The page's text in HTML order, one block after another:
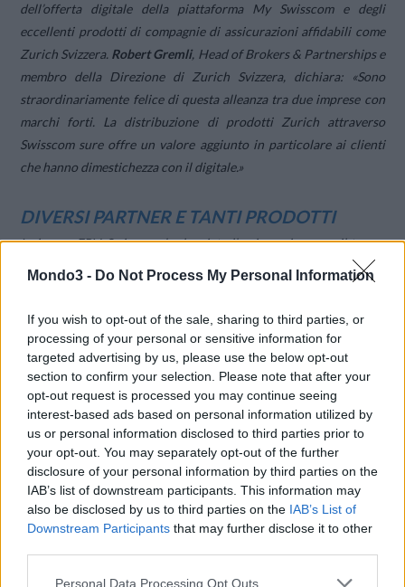
Mondo3 - Do Not Process My Personal Information
If you wish to opt-out of the sale, sharing to third parties, or
processing of your personal or sensitive information for
targeted advertising by us, please use the below opt-out
section to confirm your selection. Please note that after your
opt-out request is processed you may continue seeing
interest-based ads based on personal information utilized by
us or personal information disclosed to third parties prior to
your opt-out. You may separately opt-out of the further
disclosure of your personal information by third parties on the
IAB’s list of downstream participants. This information may
also be disclosed by us to third parties on the IAB’s List of
Downstream Participants that may further disclose it to other
Personal Data Processing Opt Outs
dell’offerta digitale della piattaforma My Swisscom e degli
eccellenti prodotti di compagnie di assicurazioni affidabili come
Zurich Svizzera. Robert Gremli, Head of Brokers & Partnerships e
membro della Direzione di Zurich Svizzera, dichiara:
«Sono
straordinariamente felice di questa alleanza tra due imprese con
marchi forti. La distribuzione di prodotti Zurich attraverso
Swisscom sure offre un valore aggiunto in particolare ai clienti
che hanno dimestichezza con il digitale.»
DIVERSI PARTNER E TANTI PRODOTTI
Insieme a ERV, Swisscom ha lanciato l’assicurazione per il tempo
libero. Il prodotto abbina due componenti: Assistance SOS, che
assicura i contrattempi durante le attività del tempo libero, e
per un periodo da 1 a 22 giorni – praticamente all’istante, senza
grande preavviso. Walter Wattinger, CEO della Europäische
Reiseversicherung ERV, sottolinea in particolare la comodità
della nuova offerta per i clienti: «Siamo felici di presentare
insieme a Swisscom un’offerta che viene incontro alla domanda
dei clienti di soluzioni assicurative stipulabili facilmente e senza
complicazioni.»
Con la Zurigo Compagnia di Assicurazioni SA, dal 23 aprile